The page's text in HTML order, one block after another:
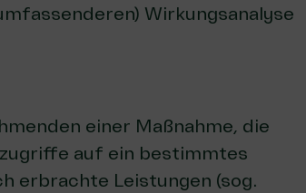
Wirkungsanalyse
einer Maßnahme, die
auf ein bestimmtes
erbrachte Leistungen (sog.